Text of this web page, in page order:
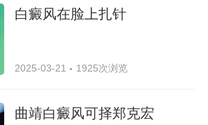
白癜风在脸上扎针
2025-03-21 1925次浏览
曲靖白癜风可择郑克宏